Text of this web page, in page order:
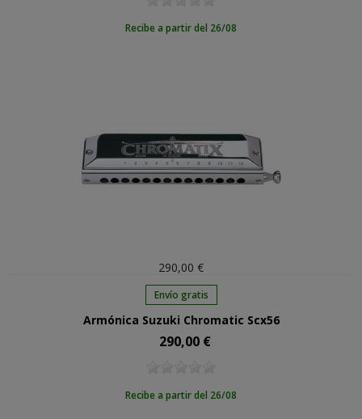
Recibe a partir del 26/08
290,00 €
Envío gratis
Armónica Suzuki Chromatic Scx56
Precio
290,00 €
Recibe a partir del 26/08